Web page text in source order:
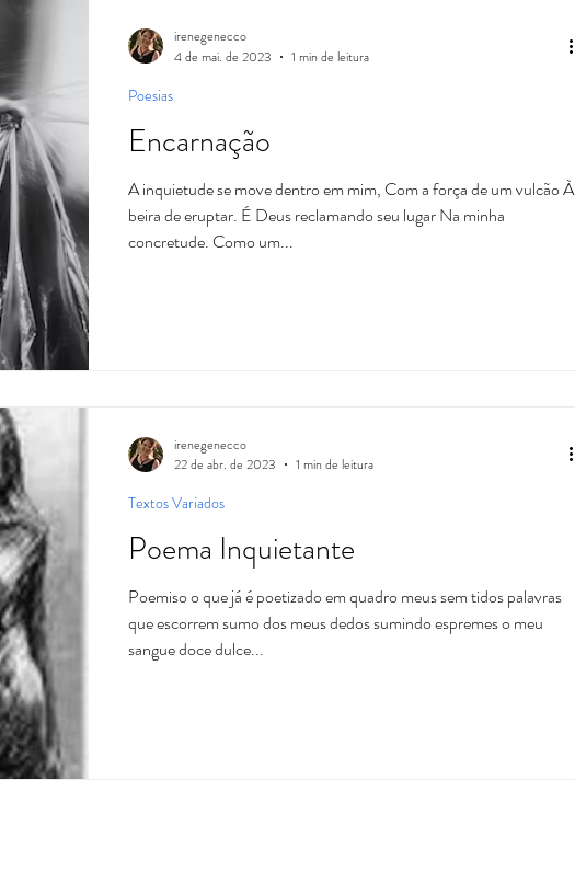
Encarnação
A inquietude se move dentro em mim, Com a força de um vulcão À
beira de eruptar. É Deus reclamando seu lugar Na minha
concretude. Como um...
Poesias
irenegenecco
4 de mai. de 2023
1 min de leitura
Poema Inquietante
Poemiso o que já é poetizado em quadro meus sem tidos palavras
que escorrem sumo dos meus dedos sumindo espremes o meu
sangue doce dulce...
Textos Variados
irenegenecco
22 de abr. de 2023
1 min de leitura